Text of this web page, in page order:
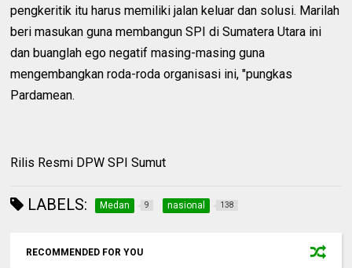
pengkeritik itu harus memiliki jalan keluar dan solusi. Marilah
beri masukan guna membangun SPI di Sumatera Utara ini
dan buanglah ego negatif masing-masing guna
mengembangkan roda-roda organisasi ini, "pungkas
Pardamean.
Rilis Resmi DPW SPI Sumut
LABELS: Medan 9 nasional 138
RECOMMENDED FOR YOU